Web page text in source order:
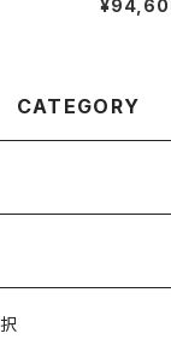
CATEGORY
アクリロニトリル）